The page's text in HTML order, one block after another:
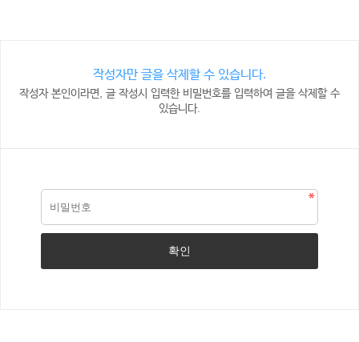
작성자만 글을 삭제할 수 있습니다.
작성자 본인이라면, 글 작성시 입력한 비밀번호를 입력하여 글을 삭제할 수
있습니다.